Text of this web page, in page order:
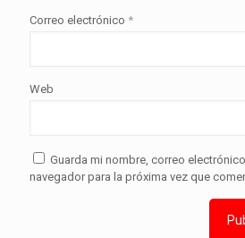
Correo electrónico *
Web
Guarda mi nombre, correo
navegador para la próxima vez que